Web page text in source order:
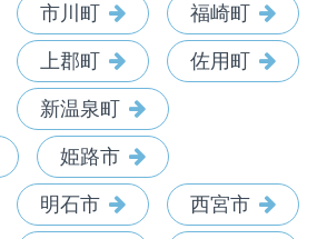
市川町 福崎町
上郡町 佐用町
新温泉町
姫路市
明石市 西宮市